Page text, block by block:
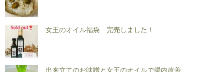
女王のオイル福袋 完売しました！
出来立てのお味噌と女王のオイルで腸内改善